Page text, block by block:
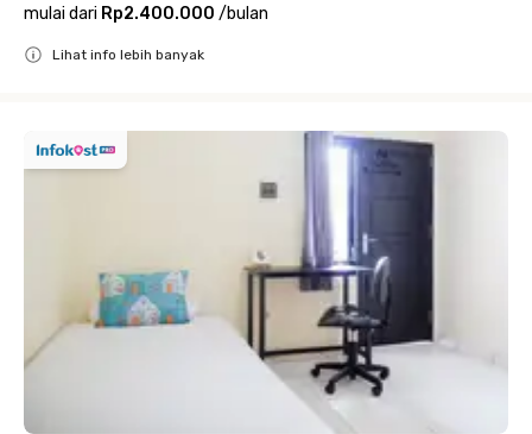
mulai dari Rp2.400.000 /bulan
Lihat info lebih banyak